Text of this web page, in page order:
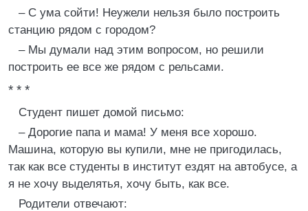
– С ума сойти! Неужели нельзя было построить
станцию рядом с городом?
– Мы думали над этим вопросом, но решили
построить ее все же рядом с рельсами.
* * *
Студент пишет домой письмо:
– Дорогие папа и мама! У меня все хорошо.
Машина, которую вы купили, мне не пригодилась,
так как все студенты в институт ездят на автобусе, а
я не хочу выделятья, хочу быть, как все.
Родители отвечают: